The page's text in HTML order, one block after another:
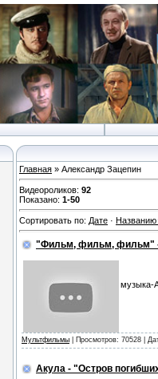
Главная » Александр Зацепин
Видеороликов: 92
Показано: 1-50
Сортировать по: Дате · Названию
"Фильм, фильм, фильм" -
музыка-
Мультфильмы | Просмотров: 70528 |
Акула - "Остров